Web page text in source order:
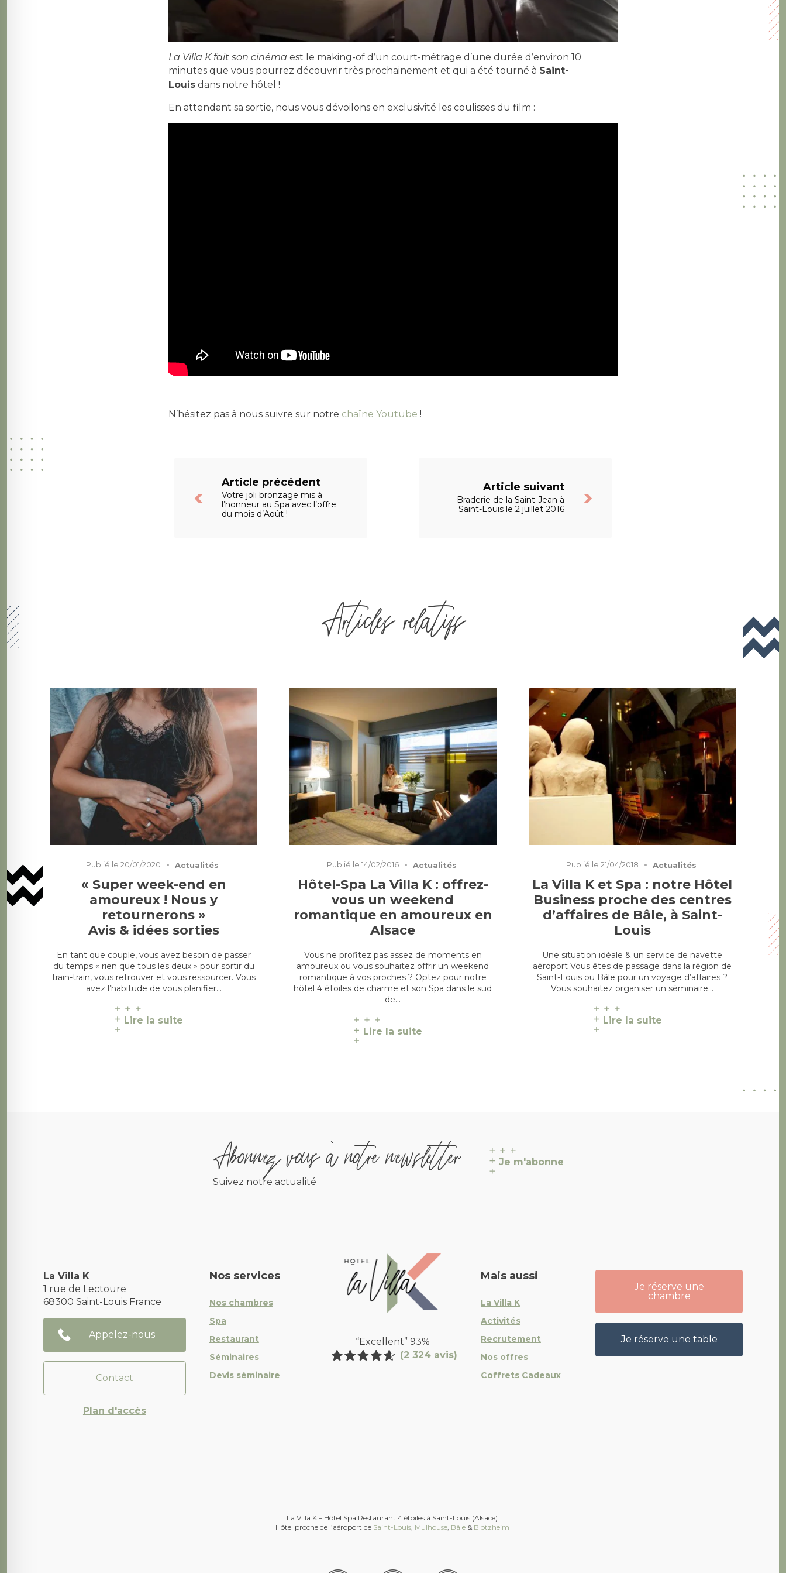
La Villa K fait son cinéma est le making-of d’un court-métrage d’une durée d’environ 10
minutes que vous pourrez découvrir très prochainement et qui a été tourné à Saint-
Louis dans notre hôtel !
En attendant sa sortie, nous vous dévoilons en exclusivité les coulisses du film :
N’hésitez pas à nous suivre sur notre chaîne Youtube !
Article précédent
Votre joli bronzage mis à
l’honneur au Spa avec l’offre
du mois d’Août !
Article suivant
Braderie de la Saint-Jean à
Saint-Louis le 2 juillet 2016
Articles relatifs
Publié le 20/01/2020 Actualités
« Super week-end en
amoureux ! Nous y
retournerons »
Avis & idées sorties
En tant que couple, vous avez besoin de passer
du temps « rien que tous les deux » pour sortir du
train-train, vous retrouver et vous ressourcer. Vous
avez l’habitude de vous planifier…
Lire la suite
Publié le 14/02/2016 Actualités
Hôtel-Spa La Villa K : offrez-
vous un weekend
romantique en amoureux en
Alsace
Vous ne profitez pas assez de moments en
amoureux ou vous souhaitez offrir un weekend
romantique à vos proches ? Optez pour notre
hôtel 4 étoiles de charme et son Spa dans le sud
de…
Lire la suite
Publié le 21/04/2018 Actualités
La Villa K et Spa : notre Hôtel
Business proche des centres
d’affaires de Bâle, à Saint-
Louis
Une situation idéale & un service de navette
aéroport Vous êtes de passage dans la région de
Saint-Louis ou Bâle pour un voyage d’affaires ?
Vous souhaitez organiser un séminaire…
Lire la suite
Abonnez vous à notre newsletter
Suivez notre actualité
Je m'abonne
La Villa K
1 rue de Lectoure
68300 Saint-Louis France
Appelez-nous
Contact
Plan d'accès
Nos services
Nos chambres
Spa
Restaurant
Séminaires
Devis séminaire
La Villa K Hôtel Spa Restaurant 4 étoiles
“Excellent” 93%
(2 324 avis)
Mais aussi
La Villa K
Activités
Recrutement
Nos offres
Coffrets Cadeaux
Je réserve une
chambre
Je réserve une table
La Villa K – Hôtel Spa Restaurant 4 étoiles à Saint-Louis (Alsace).
Hôtel proche de l’aéroport de Saint-Louis, Mulhouse, Bâle& Blotzheim